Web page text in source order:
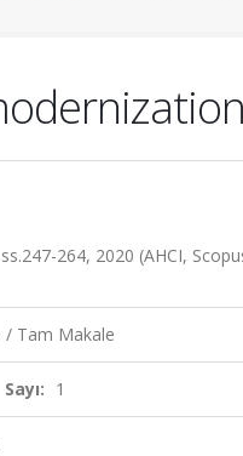
264, 2020 (AHCI,
/ Tam Makale
Sayı: 1